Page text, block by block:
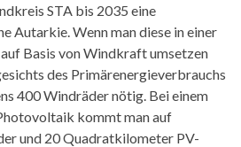
STA bis 2035 eine
Autarkie. Wenn man diese in einer
Basis von Windkraft umsetzen
des Primärenergieverbrauchs
400 Windräder nötig. Bei einem
kommt man auf
und 20 Quadratkilometer PV-